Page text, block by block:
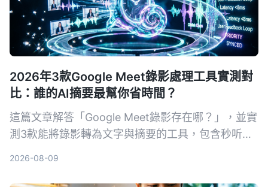
2026年3款Google Meet錄影處理工具實測對
比：誰的AI摘要最幫你省時間？
這篇文章解答「Google Meet錄影存在哪？」，並實
測3款能將錄影轉為文字與摘要的工具，包含秒听录
2026-08-09